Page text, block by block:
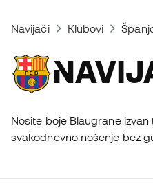
Navijači Klubovi
Nosite boje Blaugrane
svakodnevno nošenje bez